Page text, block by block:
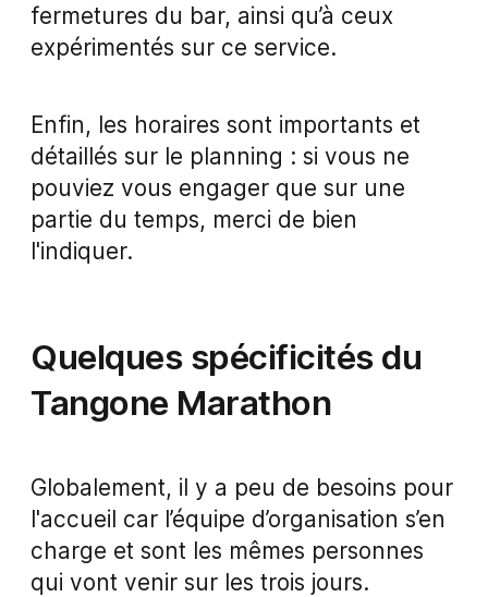
fermetures du bar, ainsi qu’à ceux
expérimentés sur ce service.
Enfin, les horaires sont importants et
détaillés sur le planning : si vous ne
pouviez vous engager que sur une
partie du temps, merci de bien
l'indiquer.
Quelques spécificités du
Tangone Marathon
Globalement, il y a peu de besoins pour
l'accueil car l’équipe d’organisation s’en
charge et sont les mêmes personnes
qui vont venir sur les trois jours.